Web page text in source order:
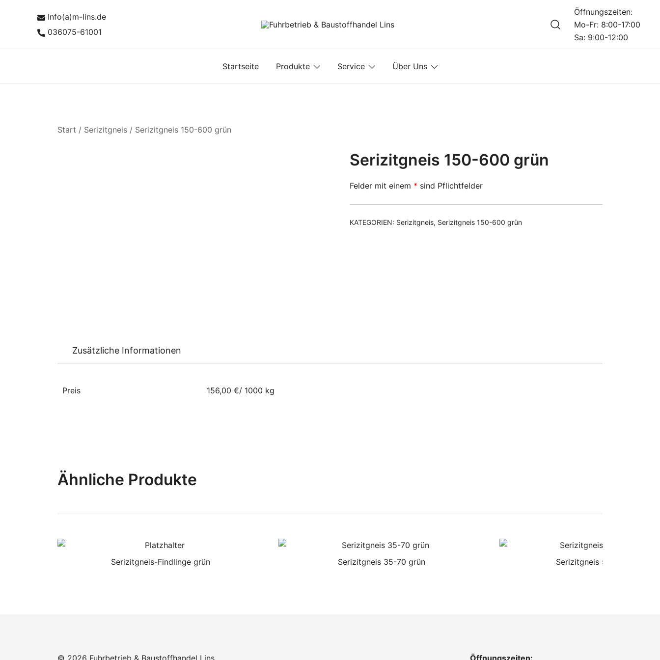
Info(a)m-lins.de
036075-61001
Öffnungszeiten:
Mo-Fr: 8:00-17:00
Sa: 9:00-12:00
Startseite Produkte Service Über Uns
Start / Serizitgneis / Serizitgneis 150-600 grün
Serizitgneis 150-600 grün
Felder mit einem * sind Pflichtfelder
KATEGORIEN: Serizitgneis, Serizitgneis 150-600 grün
Zusätzliche Informationen
Preis 156,00 €/ 1000 kg
Ähnliche Produkte
Serizitgneis-Findlinge grün Serizitgneis 35-70 grün Serizitgneis 50-450 Grün